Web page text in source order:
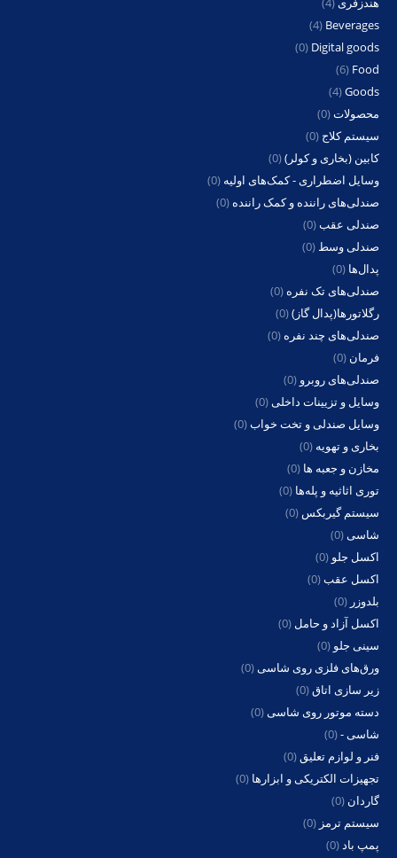
Beverages
(4)
Digital goods
(0)
Food
(6)
Goods
(4)
محصولات(0)
سیستم کلاج (0)
کابین (بخاری و کولر)(0)
وسایل اضطراری - کمک‌های اولیه (0)
صندلی‌های راننده و کمک راننده (0)
صندلی عقب(0)
صندلی وسط (0)
پدال‌ها (0)
صندلی‌های تک نفره (0)
رگلاتورها(پدال گاز)(0)
صندلی‌های چند نفره (0)
فرمان (0)
صندلی‌های روبرو (0)
وسایل و تزیینات داخلی(0)
وسایل صندلی و تخت خواب(0)
بخاری و تهویه (0)
مخازن و جعبه ها (0)
توری اثاثیه و پله‌ها (0)
سیستم گیربکس (0)
شاسی(0)
اکسل جلو (0)
اکسل عقب(0)
بلدوزر (0)
اکسل آزاد و حامل (0)
سینی جلو (0)
ورق‌های فلزی روی شاسی(0)
زیر سازی اتاق(0)
دسته موتور روی شاسی(0)
شاسی -(0)
فنر و لوازم تعلیق(0)
تجهیزات الکتریکی و ابزارها (0)
گاردان (0)
سیستم ترمز (0)
پمپ باد(0)